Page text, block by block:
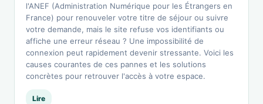
l'ANEF (Administration Numérique pour les Étrangers en
France) pour renouveler votre titre de séjour ou suivre
votre demande, mais le site refuse vos identifiants ou
affiche une erreur réseau ? Une impossibilité de
connexion peut rapidement devenir stressante. Voici les
causes courantes de ces pannes et les solutions
concrètes pour retrouver l'accès à votre espace.
Lire